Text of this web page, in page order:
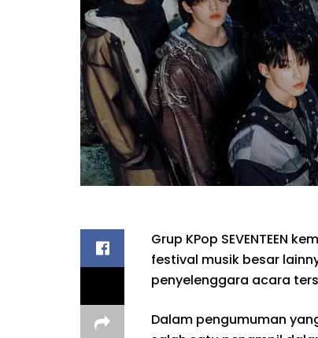
Grup KPop SEVENTEEN
festival musik besar
penyelenggara acara
Dalam pengumuman